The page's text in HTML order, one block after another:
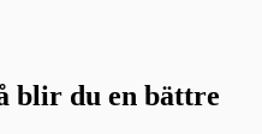
blir du en bättre